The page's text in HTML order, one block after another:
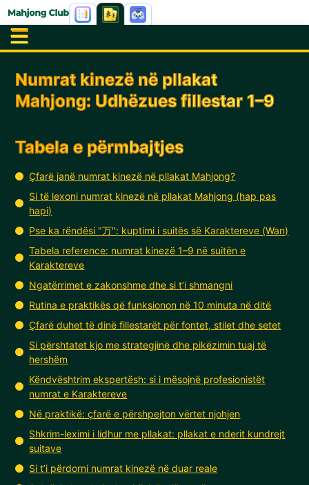
Numrat kinezë në pllakat
Mahjong: Udhëzues fillestar 1–9
Tabela e përmbajtjes
Çfarë janë numrat kinezë në pllakat Mahjong?
Si të lexoni numrat kinezë në pllakat Mahjong (hap pas
hapi)
Pse ka rëndësi "万": kuptimi i suitës së Karaktereve (Wan)
Tabela reference: numrat kinezë 1–9 në suitën e
Karaktereve
Ngatërrimet e zakonshme dhe si t’i shmangni
Rutina e praktikës që funksionon në 10 minuta në ditë
Çfarë duhet të dinë fillestarët për fontet, stilet dhe setet
Si përshtatet kjo me strategjinë dhe pikëzimin tuaj të
hershëm
Këndvështrim ekspertësh: si i mësojnë profesionistët
numrat e Karaktereve
Në praktikë: çfarë e përshpejton vërtet njohjen
Shkrim-leximi i lidhur me pllakat: pllakat e nderit kundrejt
suitave
Si t’i përdorni numrat kinezë në duar reale